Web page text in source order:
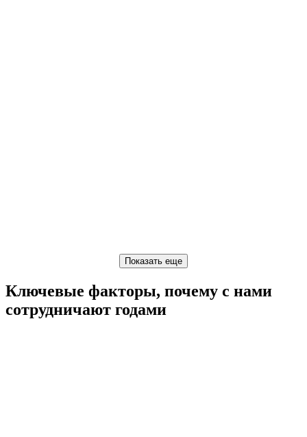
Ключевые факторы, почему с нами
сотрудничают годами